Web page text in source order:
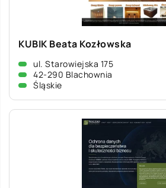
KUBIK Beata Kozłowska
ul. Starowiejska 175
42-290 Blachownia
Śląskie